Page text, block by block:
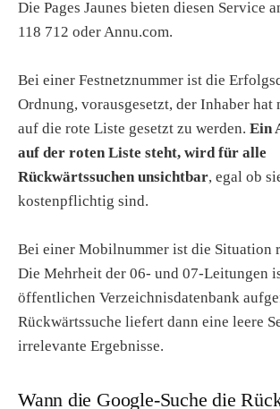
Die Pages Jaunes bieten diesen Service
118 712 oder Annu.com.
Bei einer Festnetznummer ist die
Ordnung, vorausgesetzt, der Inhaber hat
auf die rote Liste gesetzt zu werden. Ein
auf der roten Liste steht, wird für alle
Rückwärtssuchen unsichtbar, egal ob
kostenpflichtig sind.
Bei einer Mobilnummer ist die Situation
Die Mehrheit der 06- und 07-Leitungen
öffentlichen Verzeichnisdatenbank
Rückwärtssuche liefert dann eine leere
irrelevante Ergebnisse.
Wann die Google-Suche die